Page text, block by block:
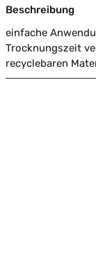
Beschreibung
einfache
Trocknungszeit
recyclebaren